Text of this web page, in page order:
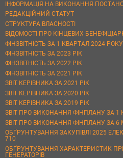
ІНФОРМАЦІЯ НА ВИКОНАННЯ
РЕДАКЦІЙНИЙ СТАТУТ
СТРУКТУРА ВЛАСНОСТІ
ВІДОМОСТІ ПРО КІНЦЕВИХ
ФІНЗВІТНІСТЬ ЗА 1 КВАРТАЛ 2024 РОКУ
ФІНЗВІТНІСТЬ ЗА 2023 РІК
ФІНЗВІТНІСТЬ ЗА 2022 РІК
ФІНЗВІТНІСТЬ ЗА 2021 РІК
ЗВІТ КЕРІВНИКА ЗА 2021 РІК
ЗВІТ КЕРІВНИКА ЗА 2020 РІК
ЗВІТ КЕРІВНИКА ЗА 2019 РІК
ЗВІТ ПРО ВИКОНАННЯ ФІНПЛАНУ ЗА 1
ЗВІТ ПРО ВИКОНАННЯ ФІНПЛАНУ ЗА 6
ОБҐРУНТУВАННЯ ЗАКУПІВЛІ 2025
710
ОБҐРУНТУВАННЯ ХАРАКТЕРИСТИК
ГЕНЕРАТОРІВ